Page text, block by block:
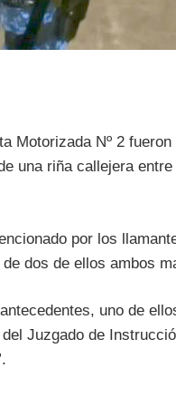
Motorizada Nº 2
una riña callejera
por los
dos de ellos ambos
uno de
Juzgado de